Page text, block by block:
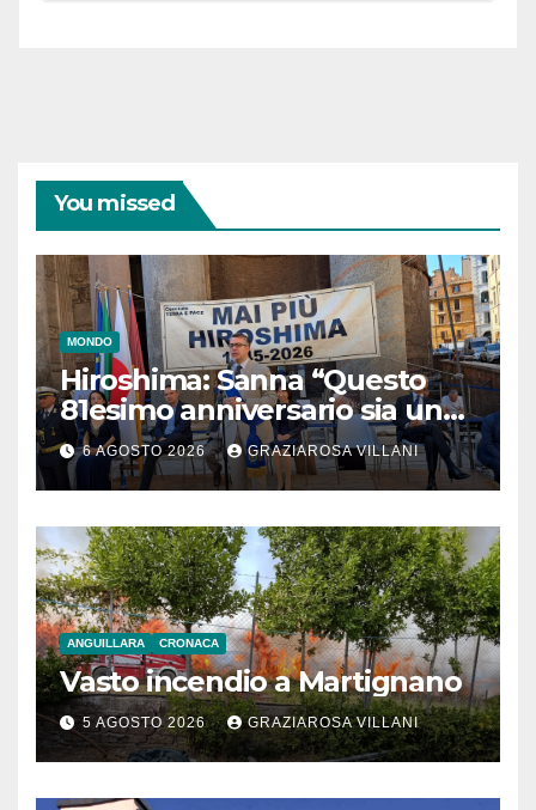
You missed
MONDO
Hiroshima: Sanna “Questo
81esimo anniversario sia un
monito per tutti”
6 AGOSTO 2026 GRAZIAROSA VILLANI
ANGUILLARA CRONACA
Vasto incendio a Martignano
5 AGOSTO 2026 GRAZIAROSA VILLANI